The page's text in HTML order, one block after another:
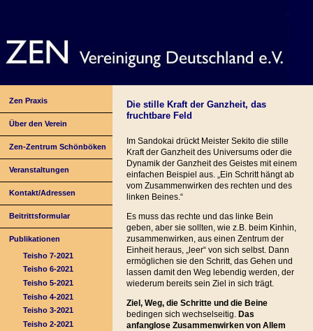
Zen Praxis
Über den Verein
Zen-Zentrum Schönböken
Veranstaltungen
Kontakt/Adressen
Beitrittsformular
Publikationen
Teisho 7-2021
Teisho 6-2021
Teisho 5-2021
Teisho 4-2021
Teisho 3-2021
Teisho 2-2021
Die stille Kraft der Ganzheit, das
fruchtbare Feld
Im Sandokai drückt Meister Sekito die stille
Kraft der Ganzheit des Universums oder die
Dynamik der Ganzheit des Geistes mit einem
einfachen Beispiel aus. „Ein Schritt hängt ab
vom Zusammenwirken des rechten und des
linken Beines.“
Es muss das rechte und das linke Bein
geben, aber sie sollten, wie z.B. beim Kinhin,
zusammenwirken, aus einen Zentrum der
Einheit heraus, „leer“ von sich selbst. Dann
ermöglichen sie den Schritt, das Gehen und
lassen damit den Weg lebendig werden, der
wiederum bereits sein Ziel in sich trägt.
Ziel, Weg, die Schritte und die Beine
bedingen sich wechselseitig.Das
anfanglose Zusammenwirken von Allem